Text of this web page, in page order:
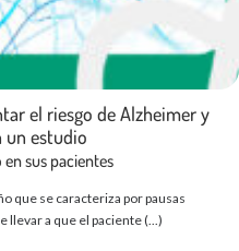
el riesgo de Alzheimer y
un estudio
sus pacientes
que se caracteriza por pausas
a que el paciente (...)